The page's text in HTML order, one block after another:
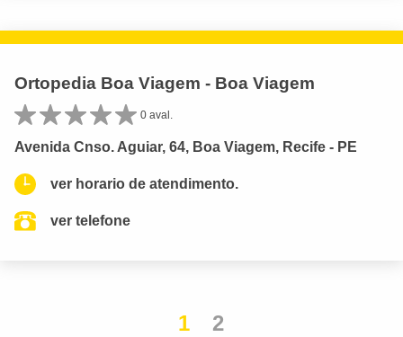
Ortopedia Boa Viagem - Boa Viagem
0 aval.
Avenida Cnso. Aguiar, 64, Boa Viagem, Recife - PE
ver horario de atendimento.
ver telefone
1 2